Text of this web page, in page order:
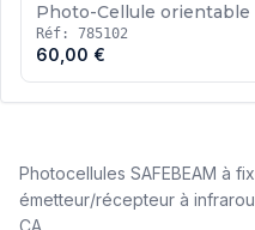
Photo-Cellule orientable
Réf: 785102
60,00 €
Photocellules SAFEBEAM à
émetteur/récepteur à